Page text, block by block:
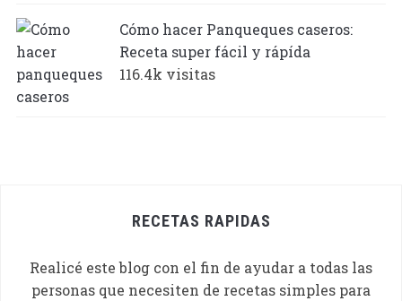
Cómo hacer Panqueques caseros:
Receta super fácil y rápída
116.4k visitas
RECETAS RAPIDAS
Realicé este blog con el fin de ayudar a todas las
personas que necesiten de recetas simples para